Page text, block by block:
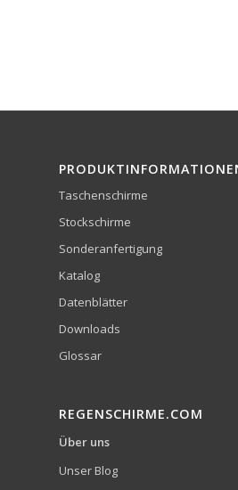
Taschenschirme
Stockschirme
Sonderanfertigung
Katalog
Datenblätter
Downloads
Glossar
REGENSCHIRME.COM
Über uns
Unser Blog